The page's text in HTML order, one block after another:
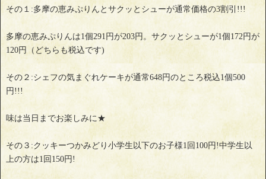
その１:多摩の恵みぷりんとサクッとシューが通常価格の3割引!!!
多摩の恵みぷりんは1個291円が203円。サクッとシューが1個172円が
120円（どちらも税込です)
その２:シェフの気まぐれケーキが通常648円のところ税込1個500
円!!!
味は当日までお楽しみに★
その３:クッキーつかみどり小学生以下のお子様1回100円!中学生以
上の方は1回150円!